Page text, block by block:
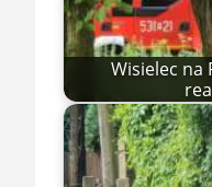
Wisielec na